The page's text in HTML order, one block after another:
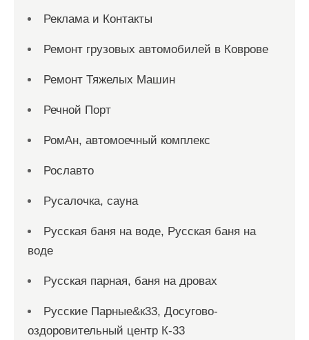
Реклама и Контакты
Ремонт грузовых автомобилей в Коврове
Ремонт Тяжелых Машин
Речной Порт
РомАн, автомоечный комплекс
Рославто
Русалочка, сауна
Русская баня на воде, Русская баня на
воде
Русская парная, баня на дровах
Русские Парные&к33, Досугово-
оздоровительный центр К-33